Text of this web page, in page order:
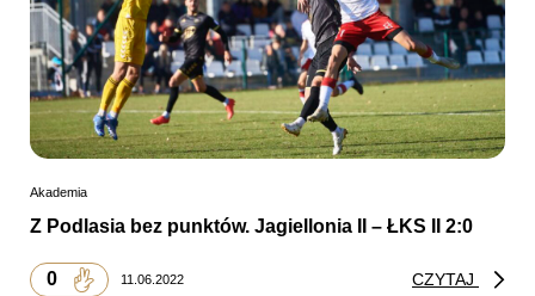
Akademia
Z Podlasia bez punktów. Jagiellonia II – ŁKS II 2:0
0 11.06.2022 CZYTAJ